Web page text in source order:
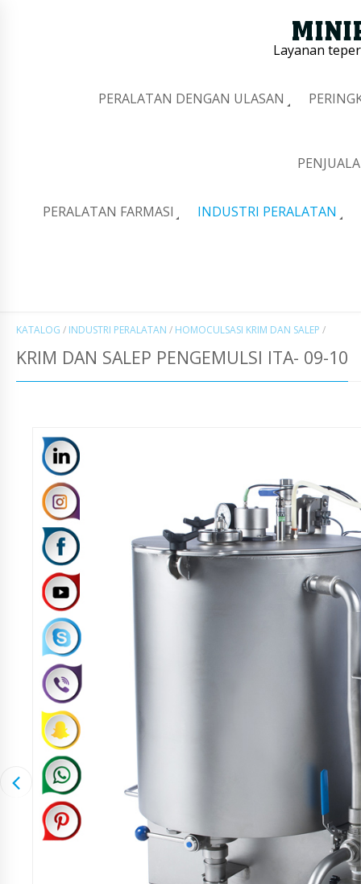
Layanan
PERALATAN DENGAN ULASAN
PERALATAN FARMASI INDUSTRI PERALATAN
KATALOG / INDUSTRI PERALATAN / HOMOCULSASI KRIM DAN SALEP /
KRIM DAN SALEP PENGEMULSI ITA- 09-10